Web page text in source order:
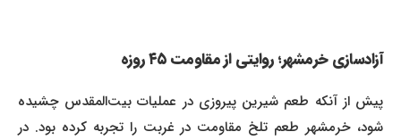
آزادسازی خرمشهر؛ روایتی از مقاومت ۴۵ روزه
پیش از آنکه طعم شیرین پیروزی در عملیات بیت‌المقدس چشیده
شود، خرمشهر طعم تلخ مقاومت در غربت را تجربه کرده بود. در